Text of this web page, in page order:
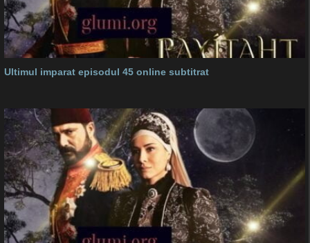
Ultimul imparat episodul 45 online subtitrat